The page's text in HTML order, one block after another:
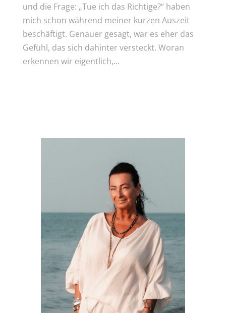
und die Frage: „Tue ich das Richtige?“ haben
mich schon während meiner kurzen Auszeit
beschäftigt. Genauer gesagt, war es eher das
Gefühl, das sich dahinter versteckt. Woran
erkennen wir eigentlich,...